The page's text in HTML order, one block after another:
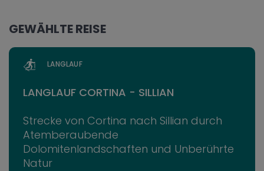
GEWÄHLTE REISE
LANGLAUF
LANGLAUF CORTINA - SILLIAN
Strecke von Cortina nach Sillian durch
Atemberaubende
Dolomitenlandschaften und Unberührte
Natur